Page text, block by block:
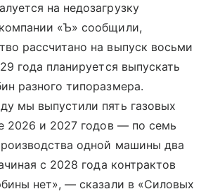
на недозагрузку
«Ъ» сообщили,
рассчитано на выпуск восьми
года планируется выпускать
разного типоразмера.
мы выпустили пять газовых
2026 и 2027 годов — по семь
одной машины два
с 2028 года контрактов
нет», — сказали в «Силовых